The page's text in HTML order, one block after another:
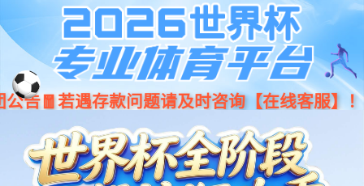
星空官网MXA50-FH复合机器人
具有更高的灵活性、适应性和高效率